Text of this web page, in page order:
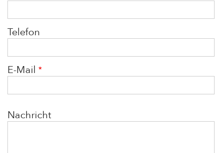
Telefon
E-Mail
Nachricht